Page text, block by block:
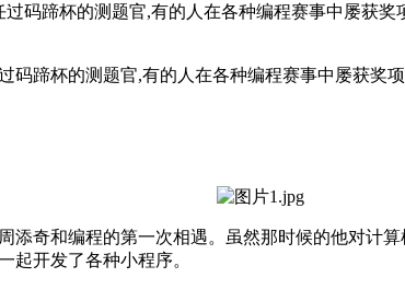
码蹄杯的测题官,有的人在各种编程赛事中屡获
码蹄杯的测题官,有的人在各种编程赛事中屡获奖
添奇和编程的第一次相遇。虽然那时候的他对计
起开发了各种小程序。